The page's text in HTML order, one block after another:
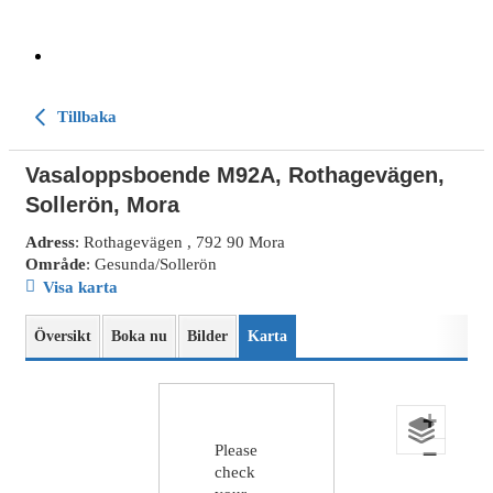
Tillbaka
Vasaloppsboende M92A, Rothagevägen,
Sollerön, Mora
Adress: Rothagevägen , 792 90 Mora
Område: Gesunda/Sollerön
Visa karta
Översikt Boka nu Bilder Karta
Please
check
+
−